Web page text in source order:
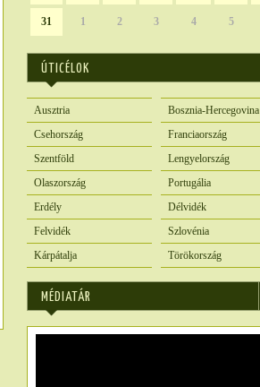
31 1 2 3 4 5
ÚTICÉLOK
Ausztria
Bosznia-Hercegovina
Csehország
Franciaország
Szentföld
Lengyelország
Olaszország
Portugália
Erdély
Délvidék
Felvidék
Szlovénia
Kárpátalja
Törökország
MÉDIATÁR